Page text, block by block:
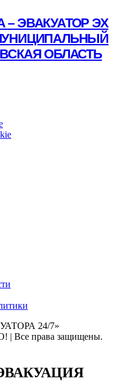
ЭВАКУАТОР ЭХ
ОБЛАСТЬ
24/7»
права защищены.